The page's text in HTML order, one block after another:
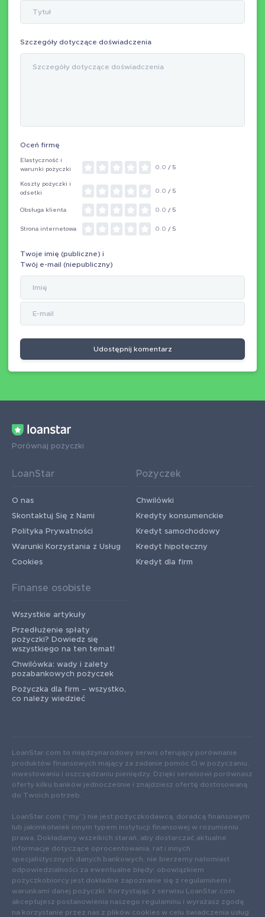
Szczegóły dotyczące doświadczenia
Oceń firmę
Elastyczność i
warunki pożyczki
0.0 / 5
Koszty pożyczki i
odsetki
0.0 / 5
Obsługa klienta 0.0 / 5
Strona internetowa 0.0 / 5
Twoje imię (publiczne) i
Twój e-mail (niepubliczny)
Udostępnij komentarz
Porównaj pożyczki
LoanStar
O nas
Skontaktuj Się z Nami
Polityka Prywatności
Warunki Korzystania z Usług
Cookies
Pożyczek
Chwilówki
Kredyty konsumenckie
Kredyt samochodowy
Kredyt hipoteczny
Kredyt dla firm
Finanse osobiste
Wszystkie artykuły
Przedłużenie spłaty
pożyczki? Dowiedz się
wszystkiego na ten temat!
Chwilówka: wady i zalety
pozabankowych pożyczek
Pożyczka dla firm – wszystko,
co należy wiedzieć
LoanStar.com to międzynarodowy serwis oferujący porównanie
produktów finansowych mający za zadanie pomóc Ci w pożyczaniu,
inwestowaniu i oszczędzaniu pieniędzy. Dzięki serwisowi porównasz
oferty kilku banków jednocześnie i znajdziesz ofertę dostosowaną
do Twoich potrzeb.
LoanStar.com (“my”) nie jest pożyczkodawcą, doradcą finansowym
lub jakimkolwiek innym typem instytucji finansowej w rozumieniu
prawa. Dokładamy wszelkich starań, aby dostarczać aktualne
informacje dotyczące oprocentowania, rat i innych
specjalistycznych danych bankowych, nie bierzemy natomiast
odpowiedzialności za ewentualne błędy: obowiązkiem
pożyczkobiorcy jest dokładne zapoznanie się z regulaminem i
warunkami danej pożyczki. Korzystając z serwisu LoanStar.com
akceptujesz postanowienia naszego regulaminu i wyrażasz zgodę
na korzystanie przez nas z plików cookies w celu świadczenia usług